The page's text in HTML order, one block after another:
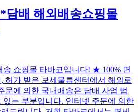
*담배 해외배송쇼핑몰
송 쇼핑몰 타바코입니다! ★ 100% 면
허가 받은 보세물류센터에서 해외로
문에 의한 국내배송은 담배 사업 법
는 부분입니다. 인터넷 주문에 의한